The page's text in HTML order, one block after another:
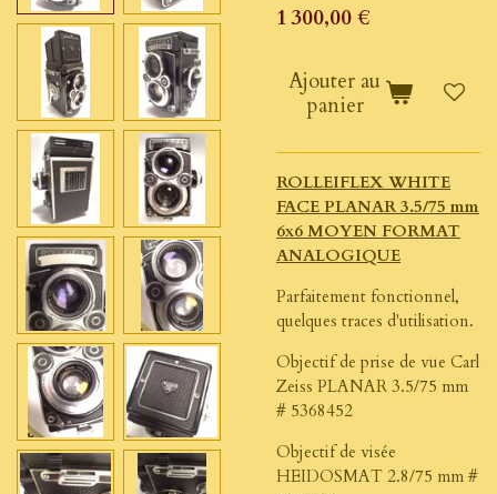
1 300,00 €
Ajouter au
panier
ROLLEIFLEX WHITE
FACE PLANAR 3.5/75 mm
6x6 MOYEN FORMAT
ANALOGIQUE
Parfaitement fonctionnel,
quelques traces d'utilisation.
Objectif de prise de vue Carl
Zeiss PLANAR 3.5/75 mm
# 5368452
Objectif de visée
HEIDOSMAT 2.8/75 mm #